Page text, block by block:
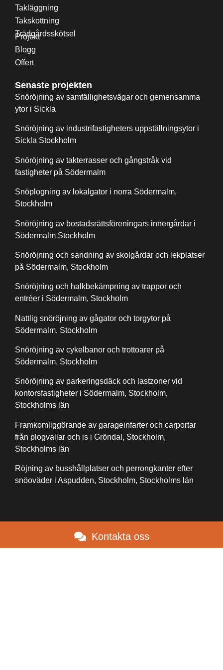
Takläggning
Takskottning
Trädgårdsskötsel
Projekt
Blogg
Offert
Senaste projekten
Snöröjning av samfällighetsvägar och gemensamma
ytor i Sickla
Snöröjning av industrifastigheters uppställningsytor i
Sickla Stockholm
Snöröjning av takterrasser och gångstråk vid
fastigheter på Södermalm
Snöplogning av lokalgator i norra Södermalm,
Stockholm
Snöröjning av bostadsrättsföreningars innergårdar i
Södermalm Stockholm
Snöröjning och sandning av skolgårdar och lekplatser
på Södermalm, Stockholm
Snöröjning och halkbekämpning av trappor och
entréer i Södermalm, Stockholm
Nattlig snöröjning av gågator och torgytor på
Södermalm, Stockholm
Snöröjning av cykelbanor och trottoarer på
Södermalm, Stockholm
Snöröjning av parkeringsdäck och lastzoner vid
kontorsfastigheter i Södermalm, Stockholm,
Stockholms län
Framkomliggörande av garageinfarter och carportar
från plogvallar och is i Gröndal, Stockholm,
Stockholms län
Röjning av busshållplatser och perrongkanter efter
snöoväder i Aspudden, Stockholm, Stockholms län
Kontakta oss